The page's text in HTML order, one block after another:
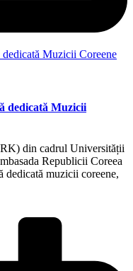
dedicată Muzicii
din cadrul Universității
Republicii Coreea
dedicată muzicii coreene,